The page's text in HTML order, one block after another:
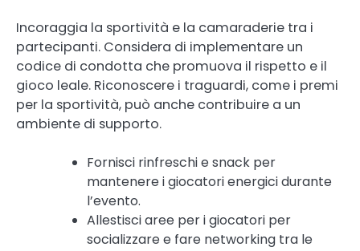
Incoraggia la sportività e la camaraderie tra i
partecipanti. Considera di implementare un
codice di condotta che promuova il rispetto e il
gioco leale. Riconoscere i traguardi, come i premi
per la sportività, può anche contribuire a un
ambiente di supporto.
Fornisci rinfreschi e snack per
mantenere i giocatori energici durante
l’evento.
Allestisci aree per i giocatori per
socializzare e fare networking tra le